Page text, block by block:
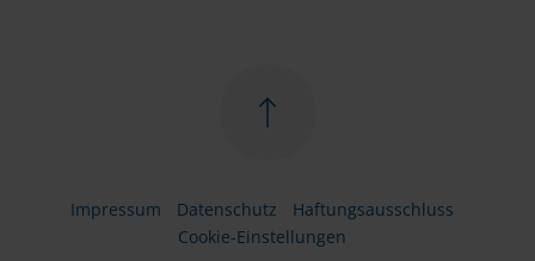
Impressum Datenschutz
Haftungsausschluss
Cookie-Einstellungen